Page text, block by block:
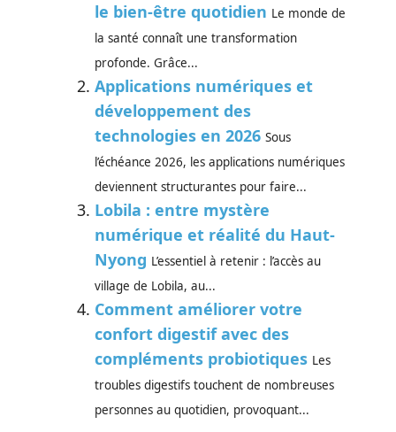
le bien-être quotidien Le monde de
la santé connaît une transformation
profonde. Grâce...
Applications numériques et
développement des
technologies en 2026 Sous
l’échéance 2026, les applications numériques
deviennent structurantes pour faire...
Lobila : entre mystère
numérique et réalité du Haut-
Nyong L’essentiel à retenir : l’accès au
village de Lobila, au...
Comment améliorer votre
confort digestif avec des
compléments probiotiques Les
troubles digestifs touchent de nombreuses
personnes au quotidien, provoquant...